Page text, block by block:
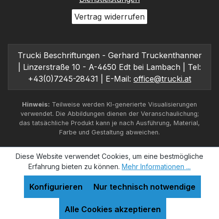
Auswahl aus drei verschiedenen Formaten (60 und 100
cm.) Rahmen in Schwarz oder Weiß AufhängenDer
SublimationRahmenmaterial: Schwarzes oder weiß
AluminiumRahmenstärke: 3 cmBlattmaterial:
Hartfaserplatte perforiertPlattenstärke: 3,2
mmAkustisches Material: 100% recycelbare Polyester-
Obermaterial mit einer Rückseite aus recycelten
Jeans.Akustische Werte (AW): 0,65Formate: 60 und 100
cm
Vertrag widerrufen
Trucki Beschriftungen - Gerhard Truckenthanner
| Linzerstraße 10 - A-4650 Edt bei Lambach | Tel:
+43(0)7245-28431 | E-Mail: office@trucki.at
Hinweis: Teilweise werden KI-generierte Visualisierungen
verwendet. Die Abbildungen dienen der Veranschaulichung;
das tatsächliche Produkt kann je nach Ausführung, Material,
Farbe und Gestaltung abweichen.
Diese Website verwendet Cookies, um eine bestmögliche
Erfahrung bieten zu können. Mehr Informationen ...
Nur technisch notwendige
Konfigurieren
Alle Cookies akzeptieren